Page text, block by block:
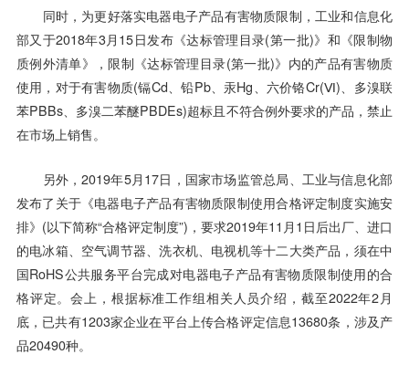
同时，为更好落实电器电子产品有害物质限制，工业和信息化
部又于2018年3月15日发布《达标管理目录(第一批)》和《限制物
质例外清单》，限制《达标管理目录(第一批)》内的产品有害物质
使用，对于有害物质(镉Cd、铅Pb、汞Hg、六价铬Cr(Ⅵ)、多溴联
苯PBBs、多溴二苯醚PBDEs)超标且不符合例外要求的产品，禁止
在市场上销售。
另外，2019年5月17日，国家市场监管总局、工业与信息化部
发布了关于《电器电子产品有害物质限制使用合格评定制度实施安
排》(以下简称“合格评定制度”)，要求2019年11月1日后出厂、进口
的电冰箱、空气调节器、洗衣机、电视机等十二大类产品，须在中
国RoHS公共服务平台完成对电器电子产品有害物质限制使用的合
格评定。会上，根据标准工作组相关人员介绍，截至2022年2月
底，已共有1203家企业在平台上传合格评定信息13680条，涉及产
品20490种。